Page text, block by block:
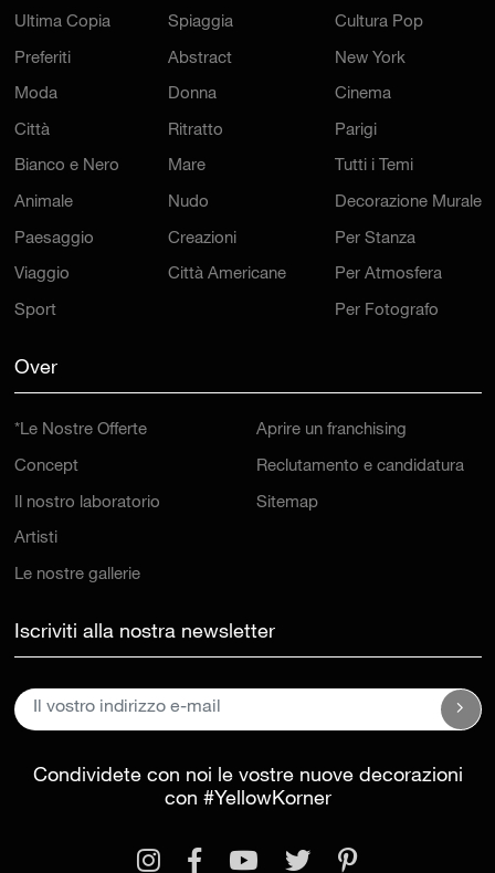
Ultima Copia
Preferiti
Moda
Città
Bianco e Nero
Animale
Paesaggio
Viaggio
Sport
Spiaggia
Abstract
Donna
Ritratto
Mare
Nudo
Creazioni
Città Americane
Cultura Pop
New York
Cinema
Parigi
Tutti i Temi
Decorazione Murale
Per Stanza
Per Atmosfera
Per Fotografo
Over
*Le Nostre Offerte
Concept
Il nostro laboratorio
Artisti
Le nostre gallerie
Aprire un franchising
Reclutamento e candidatura
Sitemap
Iscriviti alla nostra newsletter
Condividete con noi le vostre nuove decorazioni
con #YellowKorner